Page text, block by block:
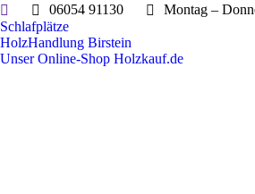
Search: 06054 91130 Montag –
Schlafplätze
HolzHandlung Birstein
Unser Online-Shop Holzkauf.de